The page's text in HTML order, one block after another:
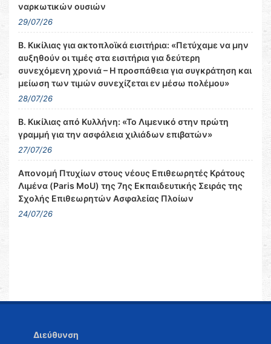
ναρκωτικών ουσιών
29/07/26
Β. Κικίλιας για ακτοπλοϊκά εισιτήρια: «Πετύχαμε να μην
αυξηθούν οι τιμές στα εισιτήρια για δεύτερη
συνεχόμενη χρονιά – Η προσπάθεια για συγκράτηση και
μείωση των τιμών συνεχίζεται εν μέσω πολέμου»
28/07/26
Β. Κικίλιας από Κυλλήνη: «Το Λιμενικό στην πρώτη
γραμμή για την ασφάλεια χιλιάδων επιβατών»
27/07/26
Απονομή Πτυχίων στους νέους Επιθεωρητές Κράτους
Λιμένα (Paris MoU) της 7ης Εκπαιδευτικής Σειράς της
Σχολής Επιθεωρητών Ασφαλείας Πλοίων
24/07/26
Διεύθυνση